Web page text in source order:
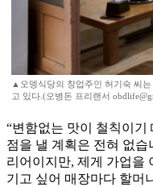
▲오뎅식당의 창업주인 허기숙 씨
고 있다.(오병돈 프리랜서
“변함없는 맛이 철칙이기
점을 낼 계획은 전혀 없습
리어이지만, 제게 가업을
기고 싶어 매장마다 할머